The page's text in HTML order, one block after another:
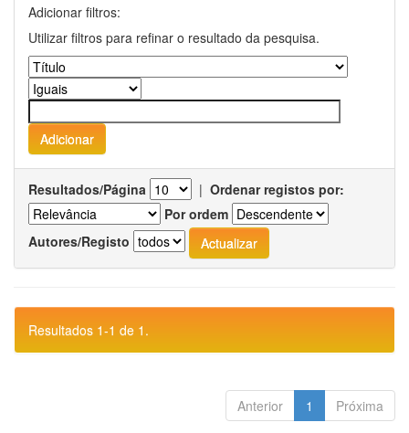
Adicionar filtros:
Utilizar filtros para refinar o resultado da pesquisa.
Resultados/Página | Ordenar registos por:
Por ordem
Autores/Registo
Resultados 1-1 de 1.
Anterior 1 Próxima